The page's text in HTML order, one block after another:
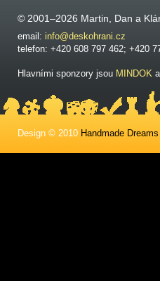
© 2001–2026 Martin, Dan a
email: info@deskohrani.cz
telefon: +420 608 797 462; +420
Hlavními sponzory jsou MINDOK a
Design © 2010 Handmade Dreams